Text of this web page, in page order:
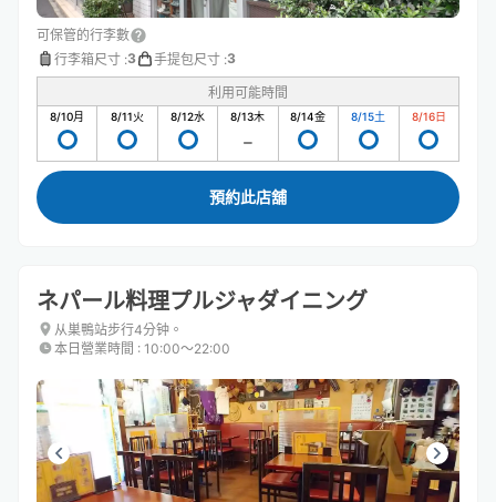
可保管的行李數
行李箱尺寸 :3 手提包尺寸 :3
利用可能時間
8/10月 8/11火 8/12水 8/13木 8/14金 8/15土 8/16日
預約此店舖
ネパール料理プルジャダイニング
从巣鴨站步行4分钟。
本日營業時間 : 10:00〜22:00